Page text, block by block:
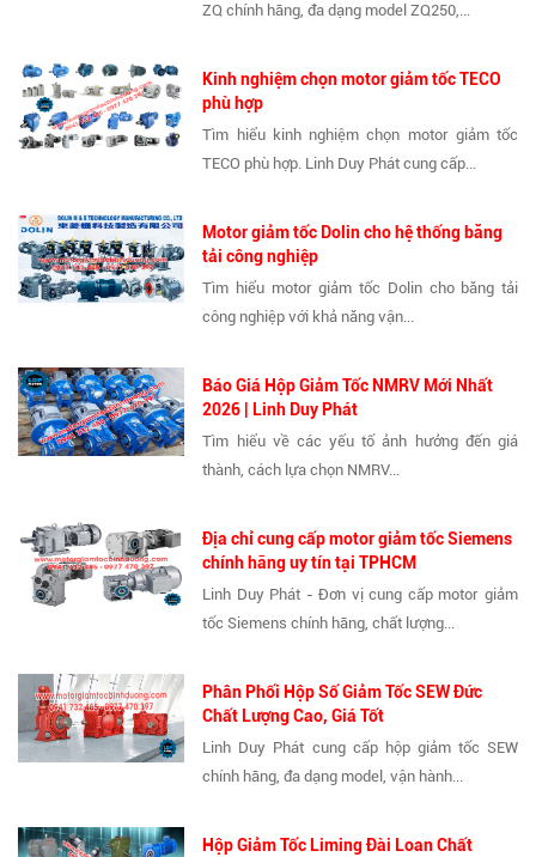
ZQ chính hãng, đa dạng model ZQ250,...
Kinh nghiệm chọn motor giảm tốc TECO
phù hợp
Tìm hiểu kinh nghiệm chọn motor giảm tốc
TECO phù hợp. Linh Duy Phát cung cấp...
Motor giảm tốc Dolin cho hệ thống băng
tải công nghiệp
Tìm hiểu motor giảm tốc Dolin cho băng tải
công nghiệp với khả năng vận...
Báo Giá Hộp Giảm Tốc NMRV Mới Nhất
2026 | Linh Duy Phát
Tìm hiểu về các yếu tố ảnh hưởng đến giá
thành, cách lựa chọn NMRV...
Địa chỉ cung cấp motor giảm tốc Siemens
chính hãng uy tín tại TPHCM
Linh Duy Phát - Đơn vị cung cấp motor giảm
tốc Siemens chính hãng, chất lượng...
Phân Phối Hộp Số Giảm Tốc SEW Đức
Chất Lượng Cao, Giá Tốt
Linh Duy Phát cung cấp hộp giảm tốc SEW
chính hãng, đa dạng model, vận hành...
Hộp Giảm Tốc Liming Đài Loan Chất